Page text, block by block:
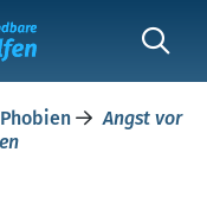
Angst vor